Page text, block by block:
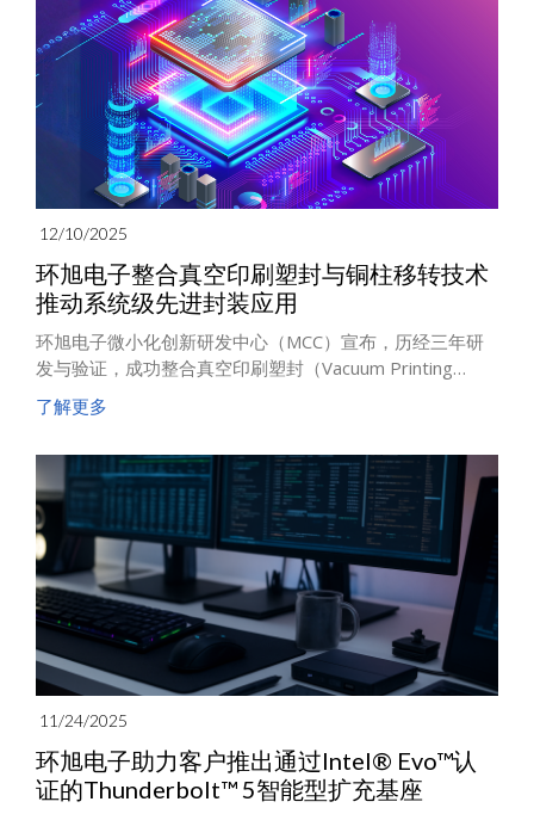
12/10/2025
环旭电子整合真空印刷塑封与铜柱移转技术
推动系统级先进封装应用
环旭电子微小化创新研发中心（MCC）宣布，历经三年研
发与验证，成功整合真空印刷塑封（Vacuum Printing
Encapsulation, VPE）技术与高径深比（>1:3）铜柱巨量移
转技术，并率先导入胶囊内视镜微缩模块与高散热行动装
果。
了解更多
11/24/2025
环旭电子助力客户推出通过Intel® Evo™认
证的Thunderbolt™ 5智能型扩充基座